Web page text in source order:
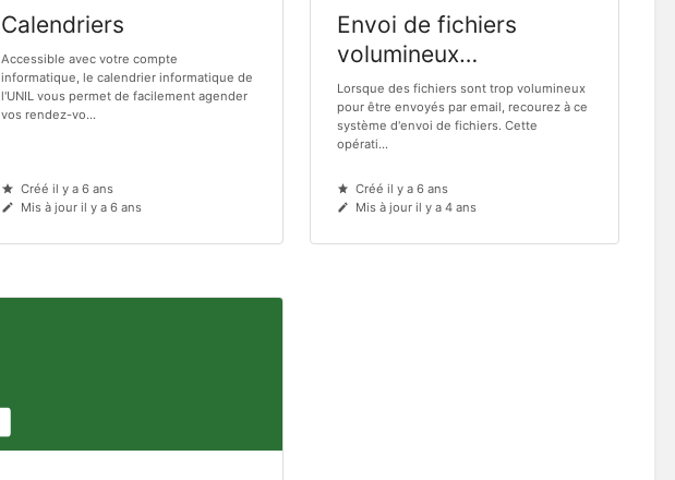
Calendriers
Accessible avec votre compte
informatique, le calendrier informatique de
l'UNIL vous permet de facilement agender
vos rendez-vo...
Créé il y a 6 ans
Mis à jour il y a 6 ans
Envoi de fichiers
volumineux
(SWITCHfilesender)
Lorsque des fichiers sont trop volumineux
pour être envoyés par email, recourez à ce
système d'envoi de fichiers. Cette
opérati...
Créé il y a 6 ans
Mis à jour il y a 4 ans